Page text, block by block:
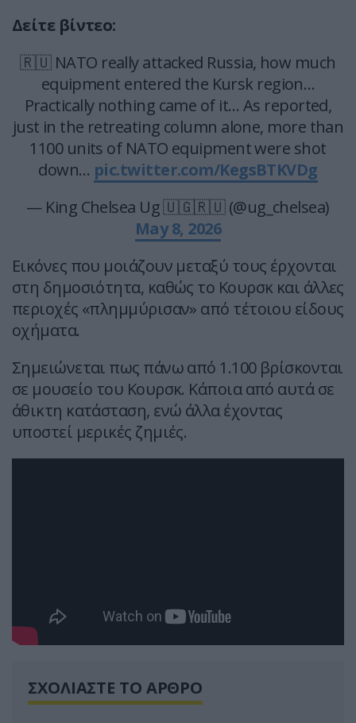
Δείτε βίντεο:
🇷🇺 NATO really attacked Russia, how much
equipment entered the Kursk region…
Practically nothing came of it… As reported,
just in the retreating column alone, more than
1100 units of NATO equipment were shot
down… pic.twitter.com/KegsBTKVDg
— King Chelsea Ug 🇺🇬🇷🇺 (@ug_chelsea)
May 8, 2026
Εικόνες που μοιάζουν μεταξύ τους έρχονται
στη δημοσιότητα, καθώς το Κουρσκ και άλλες
περιοχές «πλημμύρισαν» από τέτοιου είδους
οχήματα.
Σημειώνεται πως πάνω από 1.100 βρίσκονται
σε μουσείο του Κουρσκ. Κάποια από αυτά σε
άθικτη κατάσταση, ενώ άλλα έχοντας
υποστεί μερικές ζημιές.
ΣΧΟΛΙΑΣΤΕ ΤΟ ΑΡΘΡΟ